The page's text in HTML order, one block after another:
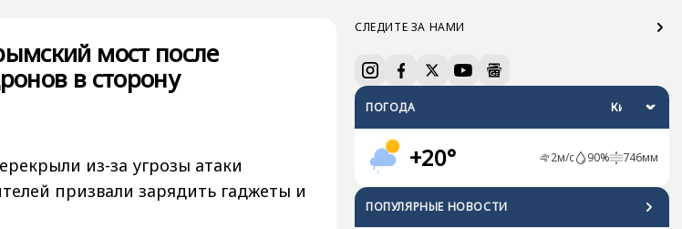
СЛЕДИТЕ ЗА НАМИ
ПОГОДА
+20° 2м/с 90% 746мм
ПОПУЛЯРНЫЕ НОВОСТИ
мост после
в сторону
из-за угрозы атаки
призвали зарядить гаджеты и